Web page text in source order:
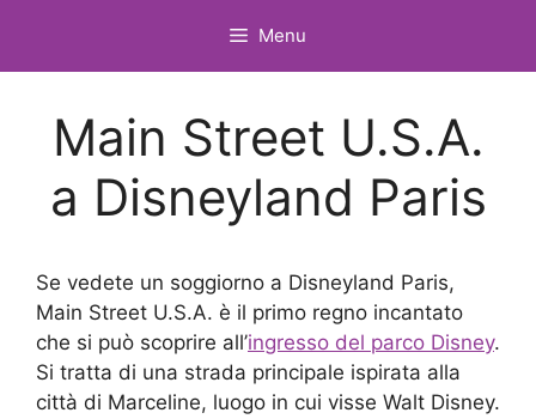
contenuto
Menu
Main Street U.S.A.
a Disneyland Paris
Se vedete un soggiorno a Disneyland Paris,
Main Street U.S.A. è il primo regno incantato
che si può scoprire all’ingresso del parco Disney.
Si tratta di una strada principale ispirata alla
città di Marceline, luogo in cui visse Walt Disney.